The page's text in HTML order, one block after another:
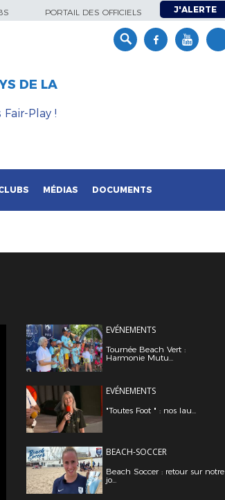
PORTAIL DES OFFICIELS J'ALERTE
DE LA
Fair-Play !
MÉDIAS DOCUMENTS
EVÉNEMENTS
Tournée Beach Vert :
Harmonie Mutu...
EVÉNEMENTS
"Toutes Foot " : nos lau...
BEACH-SOCCER
Beach Soccer : retour sur notre
jo...